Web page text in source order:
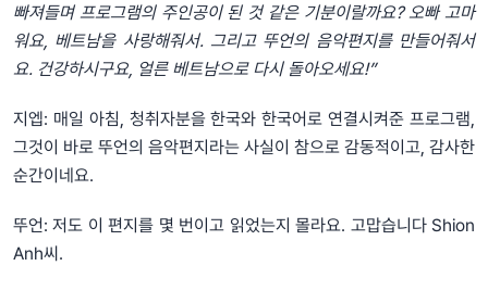
빠져들며 프로그램의 주인공이 된 것 같은 기분이랄까요? 오빠 고마
워요, 베트남을 사랑해줘서. 그리고 뚜언의 음악편지를 만들어줘서
요. 건강하시구요, 얼른 베트남으로 다시 돌아오세요!”
지엡: 매일 아침, 청취자분을 한국와 한국어로 연결시켜준 프로그램,
그것이 바로 뚜언의 음악편지라는 사실이 참으로 감동적이고, 감사한
순간이네요.
뚜언: 저도 이 편지를 몇 번이고 읽었는지 몰라요. 고맙습니다 Shion
Anh씨.